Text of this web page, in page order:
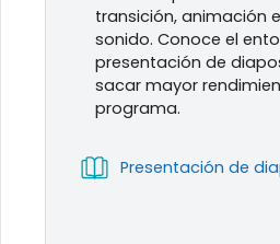
transición, animación
sonido. Conoce el
presentación de
sacar mayor
programa.
Presentación de